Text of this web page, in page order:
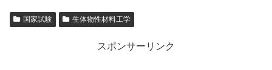
国家試験 生体物性材料工学
スポンサーリンク